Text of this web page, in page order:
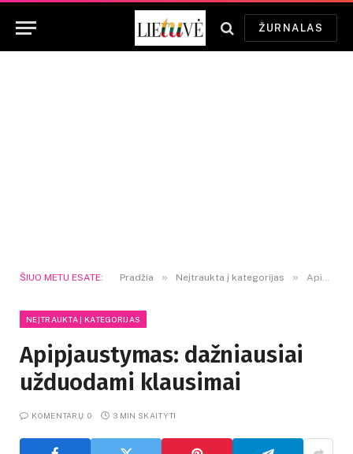
ŽURNALAS
ŠIUO METU ESATE: Pradžia » Neįtraukta į kategorijas » Apipjaustymas: dažniausiai užduodami klausimai
NEĮTRAUKTA Į KATEGORIJAS
Apipjaustymas: dažniausiai
užduodami klausimai
KOMENTARŲ: 0 3 MIN SKAITYTI